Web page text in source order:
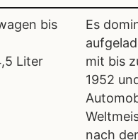
bis
Liter
Es
mit bis
1952
nach